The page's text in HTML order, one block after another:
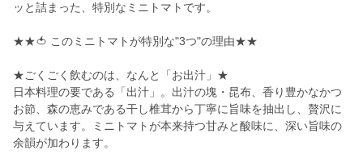
ッと詰まった、特別なミニトマトです。
★★🍅 このミニトマトが特別な"3つ"の理由★★
★ごくごく飲むのは、なんと「お出汁」★
日本料理の要である「出汁」。出汁の塊・昆布、香り豊かなかつ
お節、森の恵みである干し椎茸から丁寧に旨味を抽出し、贅沢に
与えています。ミニトマトが本来持つ甘みと酸味に、深い旨味の
余韻が加わります。